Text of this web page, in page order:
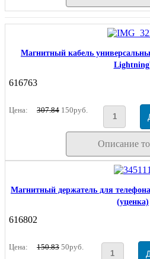
Магнитный кабель
616763
Цена: 307.84 150руб.
Описание
Магнитный держатель для
(уценка)
616802
Цена: 150.83 50руб.